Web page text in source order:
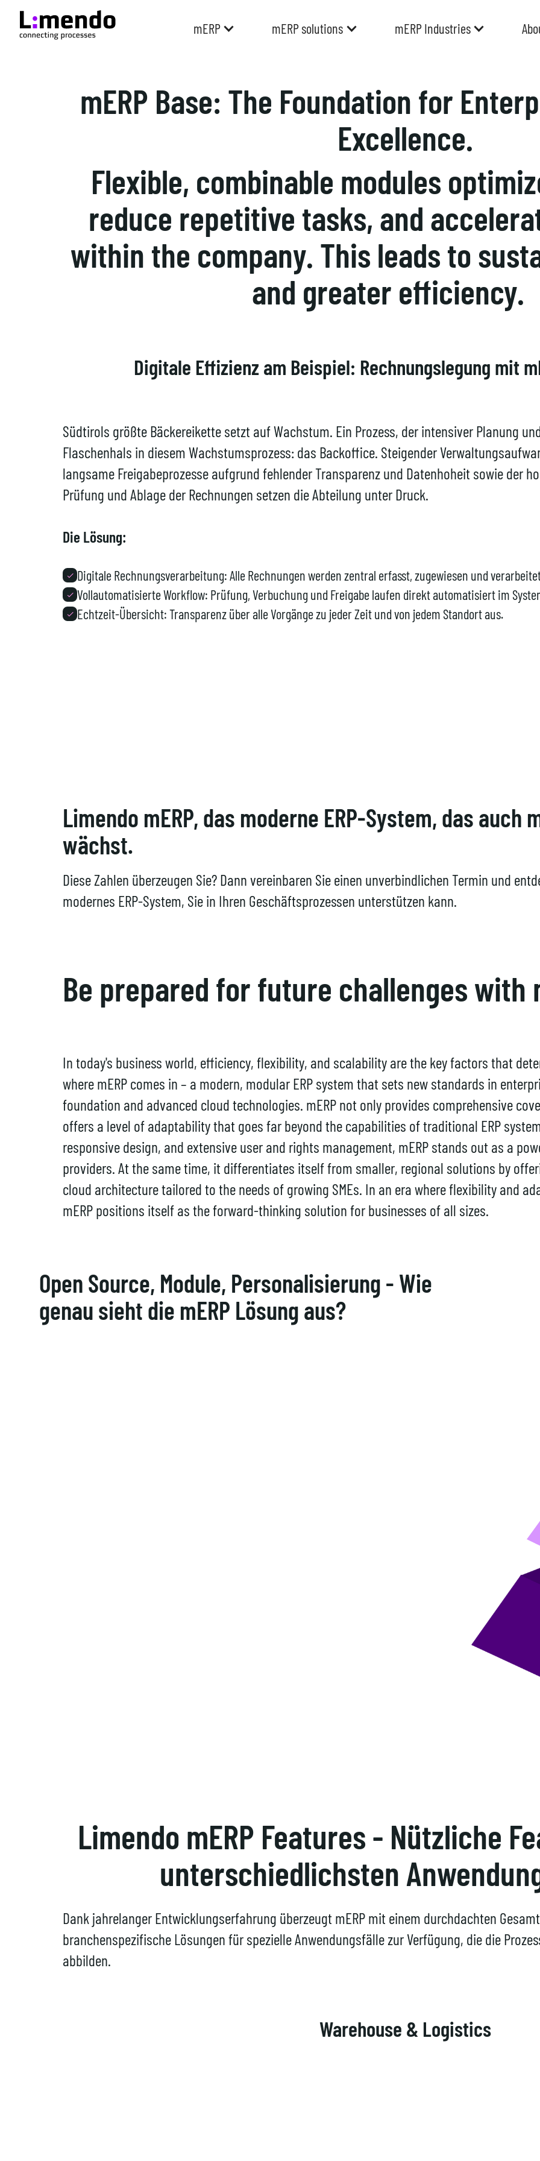
mERP mERP solutions mERP Industries
mERP Base: The Foundation for
Excellence.
Flexible, combinable modules
reduce repetitive tasks, and
within the company. This leads to
and greater efficiency.
Digitale Effizienz am Beispiel: Rechnungslegung mit
Südtirols größte Bäckereikette setzt auf Wachstum. Ein Prozess, der intensiver Planung
Flaschenhals in diesem Wachstumsprozess: das Backoffice. Steigender
langsame Freigabeprozesse aufgrund fehlender Transparenz und Datenhoheit sowie der
Prüfung und Ablage der Rechnungen setzen die Abteilung unter Druck.
Die Lösung:
Digitale Rechnungsverarbeitung: Alle Rechnungen werden zentral erfasst, zugewiesen und
Vollautomatisierte Workflow: Prüfung, Verbuchung und Freigabe laufen direkt automatisiert im
Echtzeit-Übersicht: Transparenz über alle Vorgänge zu jeder Zeit und von jedem Standort aus.
Limendo mERP, das moderne ERP-System, das auch
wächst.
Diese Zahlen überzeugen Sie? Dann vereinbaren Sie einen unverbindlichen Termin und
modernes ERP-System, Sie in Ihren Geschäftsprozessen unterstützen kann.
Be prepared for future challenges with
In today's business world, efficiency, flexibility, and scalability are the key factors that
where mERP comes in – a modern, modular ERP system that sets new standards in
foundation and advanced cloud technologies. mERP not only provides comprehensive
offers a level of adaptability that goes far beyond the capabilities of traditional ERP
responsive design, and extensive user and rights management, mERP stands out as a
providers. At the same time, it differentiates itself from smaller, regional solutions by
cloud architecture tailored to the needs of growing SMEs. In an era where flexibility and
mERP positions itself as the forward-thinking solution for businesses of all sizes.
Open Source, Module, Personalisierung - Wie
genau sieht die mERP Lösung aus?
Limendo mERP Features - Nützliche
unterschiedlichsten
Dank jahrelanger Entwicklungserfahrung überzeugt mERP mit einem durchdachten
branchenspezifische Lösungen für spezielle Anwendungsfälle zur Verfügung, die die
abbilden.
Warehouse & Logistics